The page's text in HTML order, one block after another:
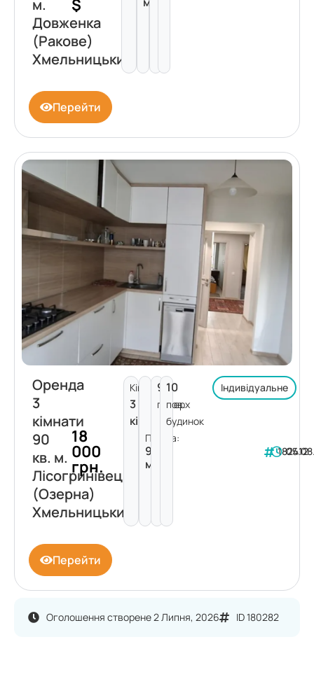
Оголошення створене 2 Липня, 2026 ID 180282
м.
Довженка
(Ракове)
Хмельницький
$
Перейти
Оренда
3
кімнати
90
кв. м.
Лісогринівецька
(Озерна)
Хмельницький
18
000
грн.
Кімнат:
3
кімнати
Площа:
90
м²
9
поверх
10
пов.
будинок
Індивідуальне
182412
Перейти